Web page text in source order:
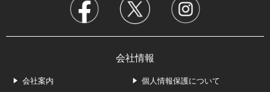
会社情報
会社案内 個人情報保護について